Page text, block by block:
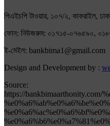
পিএইচপি টাওয়ার, ১০৭/২, কাকরাইল,
ফোন: নিউজরুম: ০১৭১৫-০৭৬৫৯০,
ই-মেইল: bankbima1@gmail.com
Design and Development by :
Source:
https://bankbimaarthonity.com/